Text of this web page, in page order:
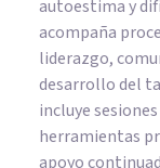
autoestima y
acompaña
liderazgo,
desarrollo del
incluye
herramientas
apoyo